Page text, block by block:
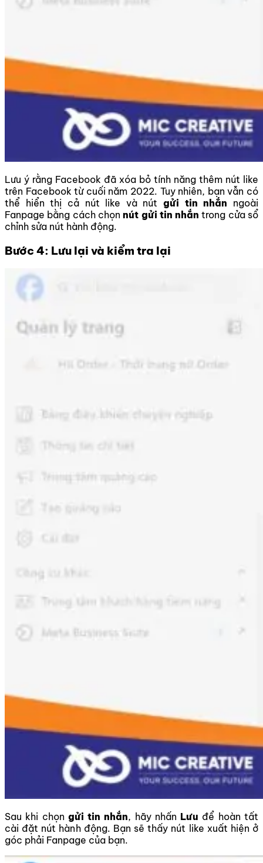
Lưu ý rằng Facebook đã xóa bỏ tính năng thêm nút like
trên Facebook từ cuối năm 2022. Tuy nhiên, bạn vẫn có
thể hiển thị cả nút like và nútgửi tin nhắn ngoài
Fanpage bằng cách chọnnút gửi tin nhắn trong cửa sổ
chỉnh sửa nút hành động.
Bước 4: Lưu lại và kiểm tra lại
Sau khi chọn gửi tin nhắn, hãy nhấn Lưu để hoàn tất
cài đặt nút hành động. Bạn sẽ thấy nút like xuất hiện ở
góc phải Fanpage của bạn.